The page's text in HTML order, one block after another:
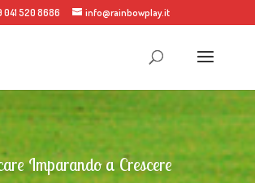
041 520 8686 info@rainbowplay.it
Imparando a Crescere